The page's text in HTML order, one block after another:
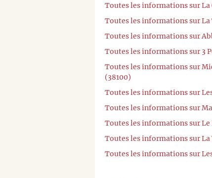
Toutes les informations sur
Toutes les informations sur
Toutes les informations sur
Toutes les informations sur 3
Toutes les informations sur
(38100)
Toutes les informations sur
Toutes les informations sur
Toutes les informations sur Le
Toutes les informations sur La
Toutes les informations sur